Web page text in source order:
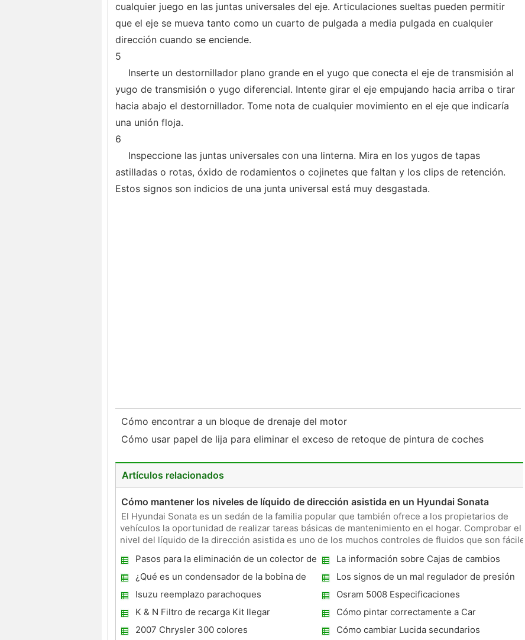
cualquier juego en las juntas universales del eje. Articulaciones sueltas pueden permitir
que el eje se mueva tanto como un cuarto de pulgada a media pulgada en cualquier
dirección cuando se enciende.
5
Inserte un destornillador plano grande en el yugo que conecta el eje de transmisión al
yugo de transmisión o yugo diferencial. Intente girar el eje empujando hacia arriba o tirar
hacia abajo el destornillador. Tome nota de cualquier movimiento en el eje que indicaría
una unión floja.
6
Inspeccione las juntas universales con una linterna. Mira en los yugos de tapas
astilladas o rotas, óxido de rodamientos o cojinetes que faltan y los clips de retención.
Estos signos son indicios de una junta universal está muy desgastada.
Cómo encontrar a un bloque de drenaje del motor
Cómo usar papel de lija para eliminar el exceso de retoque de pintura de coches
Artículos relacionados
Cómo mantener los niveles de líquido de dirección asistida en un Hyundai Sonata
El Hyundai Sonata es un sedán de la familia popular que también ofrece a los propietarios de
vehículos la oportunidad de realizar tareas básicas de mantenimiento en el hogar. Comprobar el
nivel del líquido de la dirección asistida es uno de los muchos controles de fluidos que son fáciles
Pasos para la eliminación de un colector de
admisión en un 3.8 V6 K-Engine
La información sobre Cajas de cambios
¿Qué es un condensador de la bobina de
encendido ?
Los signos de un mal regulador de presión
de combustible
Isuzu reemplazo parachoques
Osram 5008 Especificaciones
K & N Filtro de recarga Kit llegar
Cómo pintar correctamente a Car
2007 Chrysler 300 colores
Cómo cambiar Lucida secundarios